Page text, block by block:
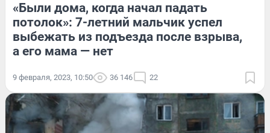
«Были дома, когда начал падать
потолок»: 7-летний мальчик успел
выбежать из подъезда после взрыва,
а его мама — нет
9 февраля, 2023, 10:50 36 146 22